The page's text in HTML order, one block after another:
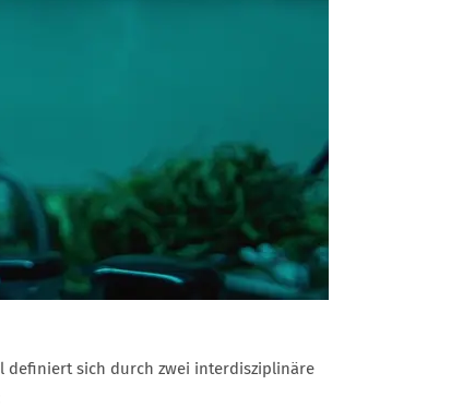
definiert sich durch zwei interdisziplinäre